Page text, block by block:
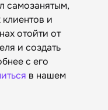
самозанятым,
и
отойти от
и создать
с его
в нашем